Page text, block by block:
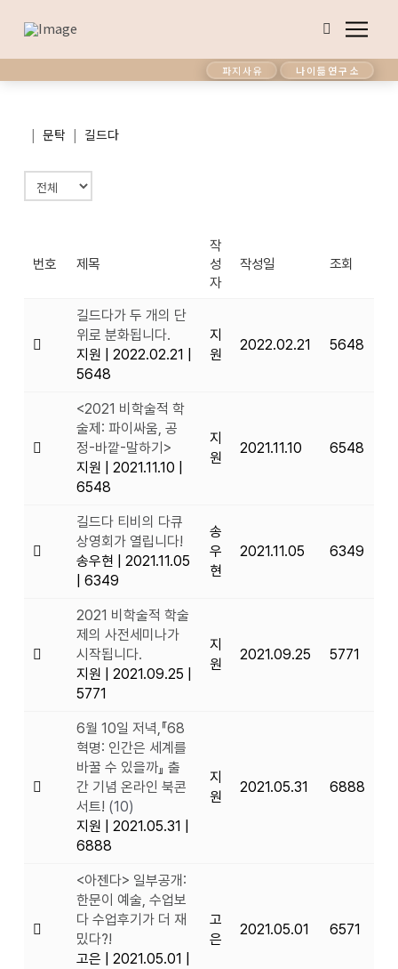
파지사유 나이듦연구소
| 문탁 | 길드다
번호 제목
작
성
자
작성일 조회
길드다가 두 개의 단
위로 분화됩니다.
지원
2022.02.21
5648
지
원
2022.02.21 5648
<2021 비학술적 학
술제: 파이싸움, 공
정-바깥-말하기>
지원
2021.11.10
6548
지
원
2021.11.10 6548
길드다 티비의 다큐
상영회가 열립니다!
송우현
2021.11.05
6349
송
우
현
2021.11.05 6349
2021 비학술적 학술
제의 사전세미나가
시작됩니다.
지원
2021.09.25
5771
지
원
2021.09.25 5771
6월 10일 저녁,『68
혁명: 인간은 세계를
바꿀 수 있을까』 출
간 기념 온라인 북콘
서트! (10)
지원
2021.05.31
6888
지
원
2021.05.31 6888
<아젠다> 일부공개:
한문이 예술, 수업보
다 수업후기가 더 재
밌다?!
고은
2021.05.01
고
은
2021.05.01 6571